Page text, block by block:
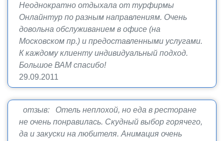
Неоднократно отдыхала от турфирмы
Онлайнтур по разным направлениям. Очень
довольна обслуживанием в офисе (на
Московском пр.) и предоставленными услугами.
К каждому клиенту индивидуальный подход.
Большое ВАМ спасибо!
29.09.2011
отзыв: Отель неплохой, но еда в ресторане
не очень понравилась. Скудный выбор горячего,
да и закуски на любителя. Анимация очень